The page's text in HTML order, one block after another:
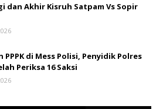
dan Akhir Kisruh Satpam Vs Sopir
PPPK di Mess Polisi, Penyidik Polres
Periksa 16 Saksi